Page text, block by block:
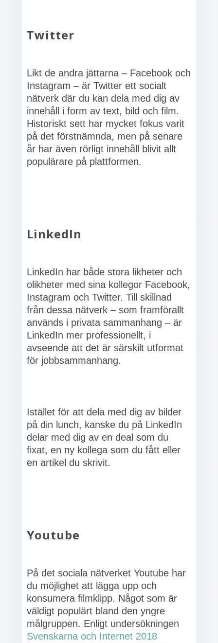
Twitter
Likt de andra jättarna – Facebook och
Instagram – är Twitter ett socialt
nätverk där du kan dela med dig av
innehåll i form av text, bild och film.
Historiskt sett har mycket fokus varit
på det förstnämnda, men på senare
år har även rörligt innehåll blivit allt
populärare på plattformen.
LinkedIn
LinkedIn har både stora likheter och
olikheter med sina kollegor Facebook,
Instagram och Twitter. Till skillnad
från dessa nätverk – som framförallt
används i privata sammanhang – är
LinkedIn mer professionellt, i
avseende att det är särskilt utformat
för jobbsammanhang.
Istället för att dela med dig av bilder
på din lunch, kanske du på LinkedIn
delar med dig av en deal som du
fixat, en ny kollega som du fått eller
en artikel du skrivit.
Youtube
På det sociala nätverket Youtube har
du möjlighet att lägga upp och
konsumera filmklipp. Något som är
väldigt populärt bland den yngre
målgruppen. Enligt undersökningen
Svenskarna och Internet 2018